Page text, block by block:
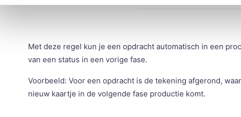
Met deze regel kun je een opdracht automatisch in een
van een status in een vorige fase.
Voorbeeld: Voor een opdracht is de tekening afgerond,
nieuw kaartje in de volgende fase productie komt.